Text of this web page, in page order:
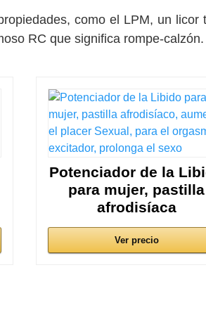
como el LPM, un licor
RC que significa rompe-calzón.
Potenciador de la
para mujer, pastilla
afrodisíaca
Ver precio